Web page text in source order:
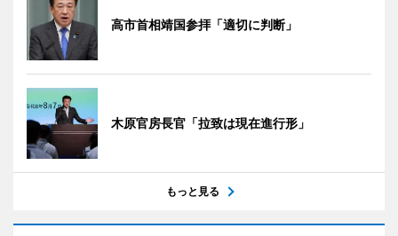
高市首相靖国参拝「適切に判断」
木原官房長官「拉致は現在進行形」
もっと見る